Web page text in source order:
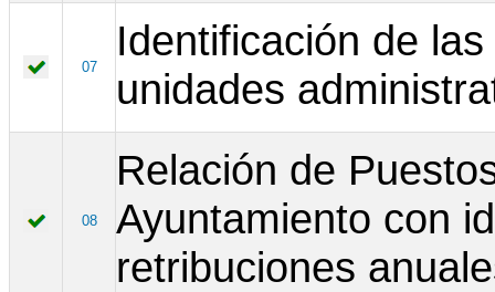
07
Identificación de
unidades
08
Relación de
Ayuntamiento con
retribuciones